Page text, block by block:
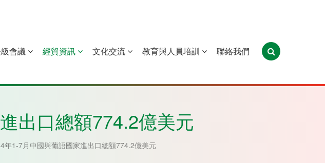
幾內亞 莫桑比克 葡萄牙 聖多美和普林西比 東帝汶
會議 經貿資訊 文化交流 教育與人員培訓 聯絡我們
出口總額774.2億美元
年1-7月中國與葡語國家進出口總額774.2億美元